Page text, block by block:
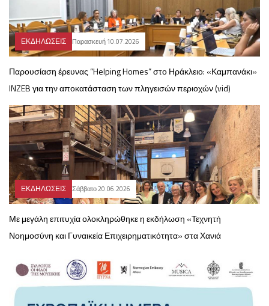
ΕΚΔΗΛΩΣΕΙΣ Παρασκευή 10.07.2026
Παρουσίαση έρευνας “Helping Homes” στο Ηράκλειο: «Καμπανάκι»
INZEB για την αποκατάσταση των πληγεισών περιοχών (vid)
ΕΚΔΗΛΩΣΕΙΣ Σάββατο 20.06.2026
Με μεγάλη επιτυχία ολοκληρώθηκε η εκδήλωση «Τεχνητή
Νοημοσύνη και Γυναικεία Επιχειρηματικότητα» στα Χανιά